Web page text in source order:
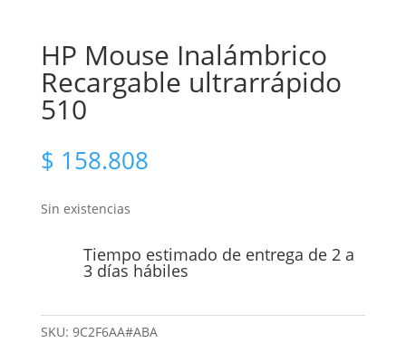
HP Mouse Inalámbrico
Recargable ultrarrápido
510
$ 158.808
Sin existencias
Tiempo estimado de entrega de 2 a
3 días hábiles
SKU: 9C2F6AA#ABA